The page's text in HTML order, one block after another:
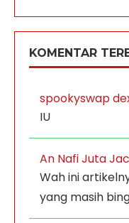
KOMENTAR
spookyswap
IU
An Nafi Juta
Wah ini
yang masih